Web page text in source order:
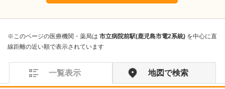
※このページの医療機関・薬局は 市立病院前駅(鹿児島市電2系統) を中心に直
線距離の近い順で表示されています
一覧表示 地図で検索